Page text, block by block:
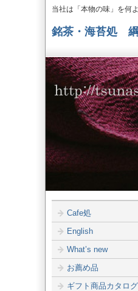
当社は「本物の味」を何
銘茶・海苔処
Cafe処
English
What’s new
お薦め品
ギフト商品カタログ